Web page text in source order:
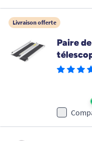
Livraison offerte
Paire